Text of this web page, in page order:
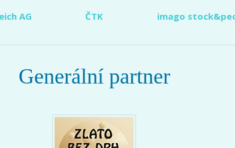
AG ČTK imago
Generální partner